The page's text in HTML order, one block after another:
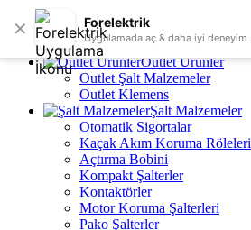
✕ Forelektrik
Uygulamada aç & daha iyi deneyim
Skip to navigation Skip to main content
Tüm Kategoriler
Outlet Ürünler
Outlet Şalt Malzemeler
Outlet Klemens
Şalt Malzemeler
Otomatik Sigortalar
Kaçak Akım Koruma Röleleri
Açtırma Bobini
Kompakt Şalterler
Kontaktörler
Motor Koruma Şalterleri
Pako Şalterler